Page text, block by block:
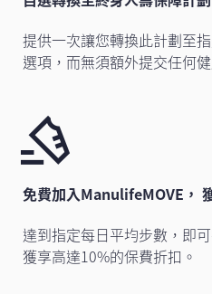
提供一次讓您轉換此計劃至
選項，而無須額外提交任何
免費加入ManulifeMOVE，
達到指定每日平均步數，即
獲享高達10%的保費折扣。